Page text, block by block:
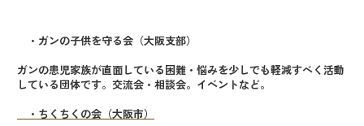
・ガンの子供を守る会（大阪支部）
ガンの患児家族が直面している困難・悩みを少しでも軽減すべく活動
している団体です。交流会・相談会。イベントなど。
・ちくちくの会（大阪市）